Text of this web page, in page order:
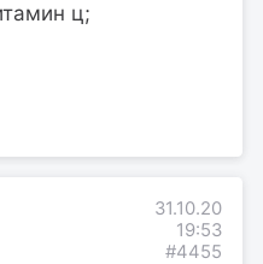
ц;
31.10.20
19:53
#4455